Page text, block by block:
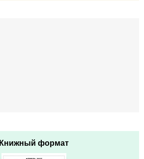
Книжный формат